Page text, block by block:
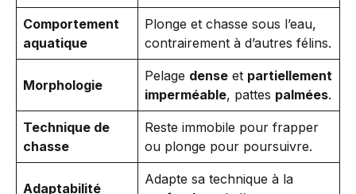
Comportement
aquatique
Plonge et chasse sous l’eau,
contrairement à d’autres félins.
Morphologie
Pelage dense et partiellement
imperméable, pattes palmées.
Technique de
chasse
Reste immobile pour frapper
ou plonge pour poursuivre.
Adaptabilité
Adapte sa technique à la